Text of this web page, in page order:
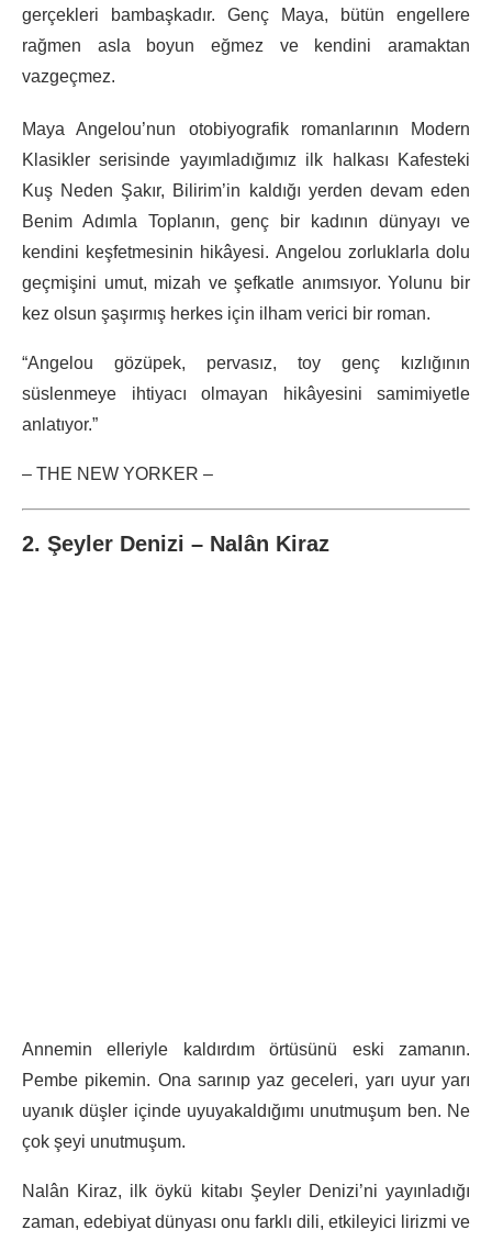
gerçekleri bambaşkadır. Genç Maya, bütün engellere
rağmen asla boyun eğmez ve kendini aramaktan
vazgeçmez.
Maya Angelou’nun otobiyografik romanlarının Modern
Klasikler serisinde yayımladığımız ilk halkası Kafesteki
Kuş Neden Şakır, Bilirim’in kaldığı yerden devam eden
Benim Adımla Toplanın, genç bir kadının dünyayı ve
kendini keşfetmesinin hikâyesi. Angelou zorluklarla dolu
geçmişini umut, mizah ve şefkatle anımsıyor. Yolunu bir
kez olsun şaşırmış herkes için ilham verici bir roman.
“Angelou gözüpek, pervasız, toy genç kızlığının
süslenmeye ihtiyacı olmayan hikâyesini samimiyetle
anlatıyor.”
– THE NEW YORKER –
2. Şeyler Denizi – Nalân Kiraz
Annemin elleriyle kaldırdım örtüsünü eski zamanın.
Pembe pikemin. Ona sarınıp yaz geceleri, yarı uyur yarı
uyanık düşler içinde uyuyakaldığımı unutmuşum ben. Ne
çok şeyi unutmuşum.
Nalân Kiraz, ilk öykü kitabı Şeyler Denizi’ni yayınladığı
zaman, edebiyat dünyası onu farklı dili, etkileyici lirizmi ve